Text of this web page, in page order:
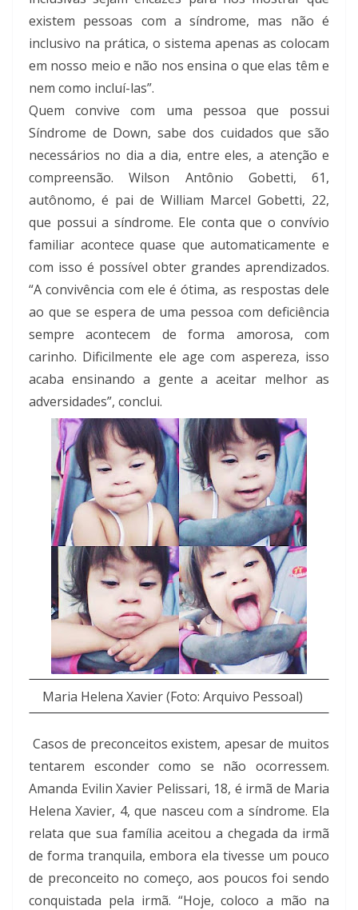
existem pessoas com a síndrome, mas não é
inclusivo na prática, o sistema apenas as colocam
em nosso meio e não nos ensina o que elas têm e
nem como incluí-las”.
Quem convive com uma pessoa que possui
Síndrome de Down, sabe dos cuidados que são
necessários no dia a dia, entre eles, a atenção e
compreensão. Wilson Antônio Gobetti, 61,
autônomo, é pai de William Marcel Gobetti, 22,
que possui a síndrome. Ele conta que o convívio
familiar acontece quase que automaticamente e
com isso é possível obter grandes aprendizados.
“A convivência com ele é ótima, as respostas dele
ao que se espera de uma pessoa com deficiência
sempre acontecem de forma amorosa, com
carinho. Dificilmente ele age com aspereza, isso
acaba ensinando a gente a aceitar melhor as
adversidades”, conclui.
Maria Helena Xavier (Foto: Arquivo Pessoal)
Casos de preconceitos existem, apesar de muitos
tentarem esconder como se não ocorressem.
Amanda Evilin Xavier Pelissari, 18, é irmã de Maria
Helena Xavier, 4, que nasceu com a síndrome. Ela
relata que sua família aceitou a chegada da irmã
de forma tranquila, embora ela tivesse um pouco
de preconceito no começo, aos poucos foi sendo
conquistada pela irmã. “Hoje, coloco a mão na